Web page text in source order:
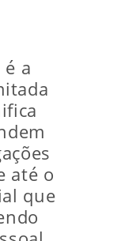
é a
até o
que